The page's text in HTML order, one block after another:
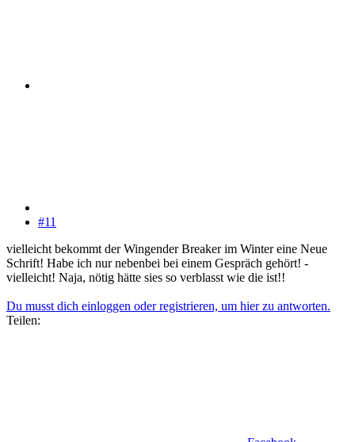
#11
vielleicht bekommt der Wingender Breaker im Winter eine Neue
Schrift! Habe ich nur nebenbei bei einem Gespräch gehört! -
vielleicht! Naja, nötig hätte sies so verblasst wie die ist!!
Du musst dich einloggen oder registrieren, um hier zu antworten.
Teilen: